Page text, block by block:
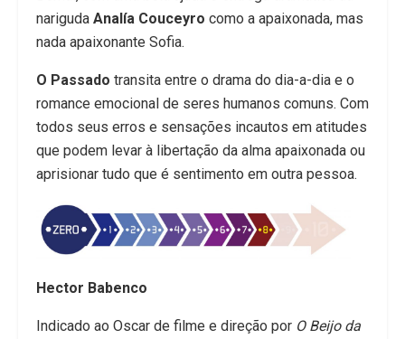
nariguda Analía Couceyro como a apaixonada, mas
nada apaixonante Sofia.
O Passado transita entre o drama do dia-a-dia e o
romance emocional de seres humanos comuns. Com
todos seus erros e sensações incautos em atitudes
que podem levar à libertação da alma apaixonada ou
aprisionar tudo que é sentimento em outra pessoa.
Hector Babenco
Indicado ao Oscar de filme e direção por O Beijo da